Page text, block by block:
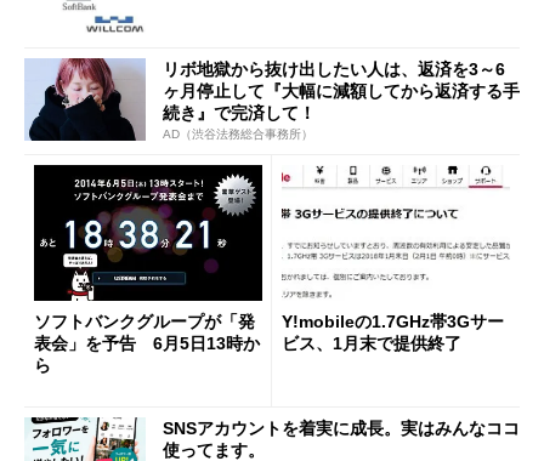
リボ地獄から抜け出したい人は、返済を3～6
ヶ月停止して『大幅に減額してから返済する手
続き』で完済して！
AD（渋谷法務総合事務所）
ソフトバンクグループが「発
表会」を予告 6月5日13時か
ら
Y!mobileの1.7GHz帯3Gサー
ビス、1月末で提供終了
SNSアカウントを着実に成長。実はみんなココ
使ってます。